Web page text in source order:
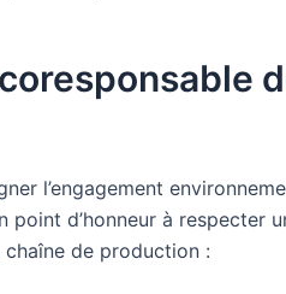
l’engagement
point d’honneur à respecter
de production :